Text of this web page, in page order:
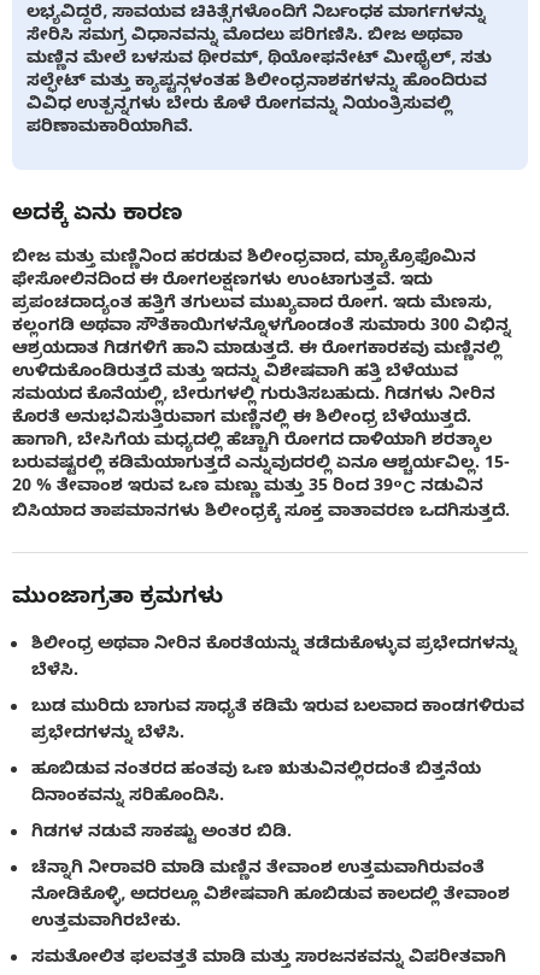
ಲಭ್ಯವಿದ್ದರೆ, ಸಾವಯವ ಚಿಕಿತ್ಸೆಗಳೊಂದಿಗೆ ನಿರ್ಬಂಧಕ ಮಾರ್ಗಗಳನ್ನು
ಸೇರಿಸಿ ಸಮಗ್ರ ವಿಧಾನವನ್ನು ಮೊದಲು ಪರಿಗಣಿಸಿ. ಬೀಜ ಅಥವಾ
ಮಣ್ಣಿನ ಮೇಲೆ ಬಳಸುವ ಥೀರಮ್, ಥಿಯೋಫನೇಟ್ ಮೀಥೈಲ್, ಸತು
ಸಲ್ಫೇಟ್ ಮತ್ತು ಕ್ಯಾಪ್ಟನ್ಗಳಂತಹ ಶಿಲೀಂಧ್ರನಾಶಕಗಳನ್ನು ಹೊಂದಿರುವ
ವಿವಿಧ ಉತ್ಪನ್ನಗಳು ಬೇರು ಕೊಳೆ ರೋಗವನ್ನು ನಿಯಂತ್ರಿಸುವಲ್ಲಿ
ಪರಿಣಾಮಕಾರಿಯಾಗಿವೆ.
ಅದಕ್ಕೆ ಏನು ಕಾರಣ
ಬೀಜ ಮತ್ತು ಮಣ್ಣಿನಿಂದ ಹರಡುವ ಶಿಲೀಂಧ್ರವಾದ, ಮ್ಯಾಕ್ರೊಫೊಮಿನ
ಫೇಸೋಲಿನದಿಂದ ಈ ರೋಗಲಕ್ಷಣಗಳು ಉಂಟಾಗುತ್ತವೆ. ಇದು
ಪ್ರಪಂಚದಾದ್ಯಂತ ಹತ್ತಿಗೆ ತಗುಲುವ ಮುಖ್ಯವಾದ ರೋಗ. ಇದು ಮೆಣಸು,
ಕಲ್ಲಂಗಡಿ ಅಥವಾ ಸೌತೆಕಾಯಿಗಳನ್ನೊಳಗೊಂಡಂತೆ ಸುಮಾರು 300 ವಿಭಿನ್ನ
ಆಶ್ರಯದಾತ ಗಿಡಗಳಿಗೆ ಹಾನಿ ಮಾಡುತ್ತದೆ. ಈ ರೋಗಕಾರಕವು ಮಣ್ಣಿನಲ್ಲಿ
ಉಳಿದುಕೊಂಡಿರುತ್ತದೆ ಮತ್ತು ಇದನ್ನು ವಿಶೇಷವಾಗಿ ಹತ್ತಿ ಬೆಳೆಯುವ
ಸಮಯದ ಕೊನೆಯಲ್ಲಿ, ಬೇರುಗಳಲ್ಲಿ ಗುರುತಿಸಬಹುದು. ಗಿಡಗಳು ನೀರಿನ
ಕೊರತೆ ಅನುಭವಿಸುತ್ತಿರುವಾಗ ಮಣ್ಣಿನಲ್ಲಿ ಈ ಶಿಲೀಂಧ್ರ ಬೆಳೆಯುತ್ತದೆ.
ಹಾಗಾಗಿ, ಬೇಸಿಗೆಯ ಮಧ್ಯದಲ್ಲಿ ಹೆಚ್ಚಾಗಿ ರೋಗದ ದಾಳಿಯಾಗಿ ಶರತ್ಕಾಲ
ಬರುವಷ್ಟರಲ್ಲಿ ಕಡಿಮೆಯಾಗುತ್ತದೆ ಎನ್ನುವುದರಲ್ಲಿ ಏನೂ ಆಶ್ಚರ್ಯವಿಲ್ಲ. 15-
20 % ತೇವಾಂಶ ಇರುವ ಒಣ ಮಣ್ಣು ಮತ್ತು 35 ರಿಂದ 39°C ನಡುವಿನ
ಬಿಸಿಯಾದ ತಾಪಮಾನಗಳು ಶಿಲೀಂಧ್ರಕ್ಕೆ ಸೂಕ್ತ ವಾತಾವರಣ ಒದಗಿಸುತ್ತದೆ.
ಮುಂಜಾಗ್ರತಾ ಕ್ರಮಗಳು
ಶಿಲೀಂಧ್ರ ಅಥವಾ ನೀರಿನ ಕೊರತೆಯನ್ನು ತಡೆದುಕೊಳ್ಳುವ ಪ್ರಭೇದಗಳನ್ನು
ಬೆಳೆಸಿ.
ಬುಡ ಮುರಿದು ಬಾಗುವ ಸಾಧ್ಯತೆ ಕಡಿಮೆ ಇರುವ ಬಲವಾದ ಕಾಂಡಗಳಿರುವ
ಪ್ರಭೇದಗಳನ್ನು ಬೆಳೆಸಿ.
ಹೂಬಿಡುವ ನಂತರದ ಹಂತವು ಒಣ ಋತುವಿನಲ್ಲಿರದಂತೆ ಬಿತ್ತನೆಯ
ದಿನಾಂಕವನ್ನು ಸರಿಹೊಂದಿಸಿ.
ಗಿಡಗಳ ನಡುವೆ ಸಾಕಷ್ಟು ಅಂತರ ಬಿಡಿ.
ಚೆನ್ನಾಗಿ ನೀರಾವರಿ ಮಾಡಿ ಮಣ್ಣಿನ ತೇವಾಂಶ ಉತ್ತಮವಾಗಿರುವಂತೆ
ನೋಡಿಕೊಳ್ಳಿ, ಅದರಲ್ಲೂ ವಿಶೇಷವಾಗಿ ಹೂಬಿಡುವ ಕಾಲದಲ್ಲಿ ತೇವಾಂಶ
ಉತ್ತಮವಾಗಿರಬೇಕು.
ಸಮತೋಲಿತ ಫಲವತ್ತತೆ ಮಾಡಿ ಮತ್ತು ಸಾರಜನಕವನ್ನು ವಿಪರೀತವಾಗಿ